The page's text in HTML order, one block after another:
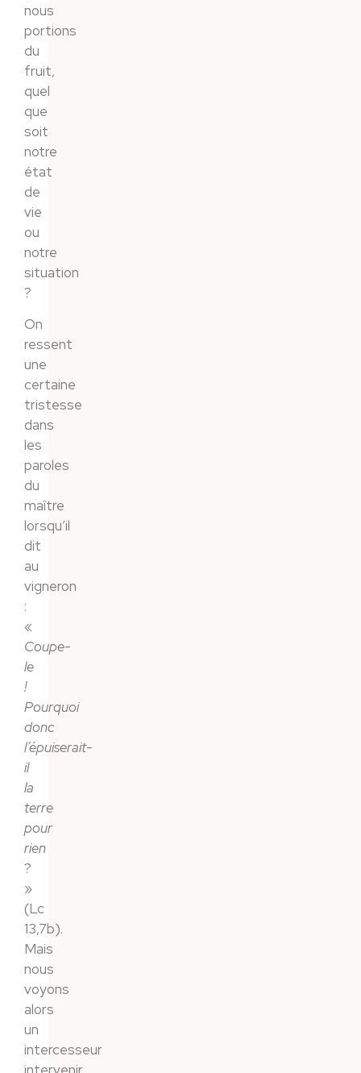
nous
portions
du
fruit,
quel
que
soit
notre
état
de
vie
ou
notre
situation
?
On
ressent
une
certaine
tristesse
dans
les
paroles
du
maître
lorsqu’il
dit
au
vigneron
:
«
Coupe-
le
!
Pourquoi
donc
l’épuiserait-
il
la
terre
pour
rien
?
»
(Lc
13,7b).
Mais
nous
voyons
alors
un
intercesseur